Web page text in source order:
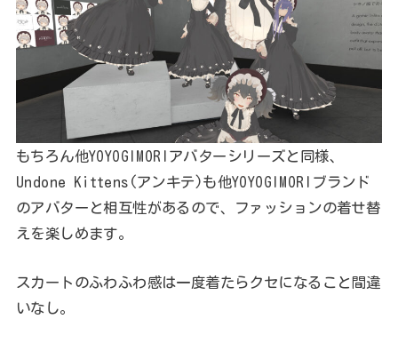
もちろん他YOYOGIMORIアバターシリーズと同様、
Undone Kittens(アンキテ)も他YOYOGIMORIブランド
のアバターと相互性があるので、ファッションの着せ替
えを楽しめます。
スカートのふわふわ感は一度着たらクセになること間違
いなし。